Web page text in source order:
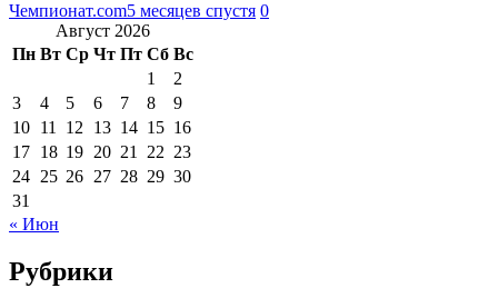
Чемпионат.com5 месяцев спустя 0
Август 2026
Пн Вт Ср Чт Пт Сб Вс
1
2
3
4 5 6 7 8
9
10 11 12 13 14 15 16
17 18 19 20 21 22 23
24 25 26 27 28 29 30
31
« Июн
Рубрики